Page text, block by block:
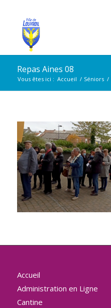
Repas Aines 08
Vous êtes ici : Accueil / Séniors /
Accueil
Administration en Ligne
Cantine